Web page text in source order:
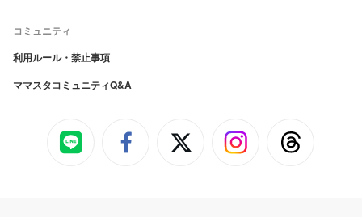
コミュニティ
利用ルール・禁止事項
ママスタコミュニティQ&A